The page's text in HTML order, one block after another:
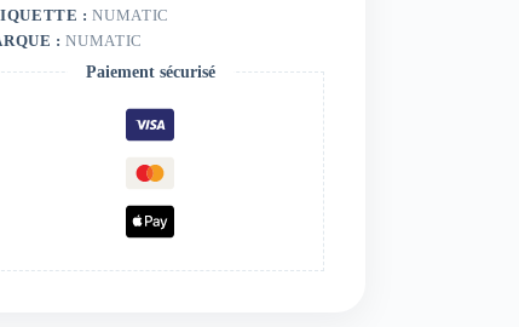
:NUMATIC
:NUMATIC
Paiement sécurisé